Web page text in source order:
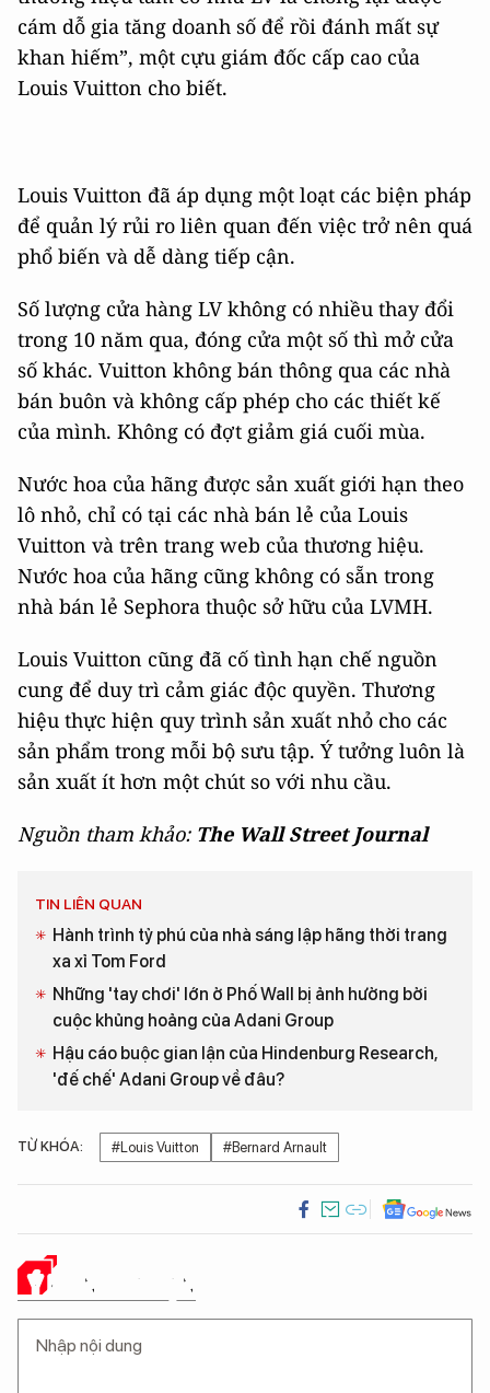
cám dỗ gia tăng doanh số để rồi đánh mất sự
khan hiếm”, một cựu giám đốc cấp cao của
Louis Vuitton cho biết.
Louis Vuitton đã áp dụng một loạt các biện pháp
để quản lý rủi ro liên quan đến việc trở nên quá
phổ biến và dễ dàng tiếp cận.
Số lượng cửa hàng LV không có nhiều thay đổi
trong 10 năm qua, đóng cửa một số thì mở cửa
số khác. Vuitton không bán thông qua các nhà
bán buôn và không cấp phép cho các thiết kế
của mình. Không có đợt giảm giá cuối mùa.
Nước hoa của hãng được sản xuất giới hạn theo
lô nhỏ, chỉ có tại các nhà bán lẻ của Louis
Vuitton và trên trang web của thương hiệu.
Nước hoa của hãng cũng không có sẵn trong
nhà bán lẻ Sephora thuộc sở hữu của LVMH.
Louis Vuitton cũng đã cố tình hạn chế nguồn
cung để duy trì cảm giác độc quyền. Thương
hiệu thực hiện quy trình sản xuất nhỏ cho các
sản phẩm trong mỗi bộ sưu tập. Ý tưởng luôn là
sản xuất ít hơn một chút so với nhu cầu.
Nguồn tham khảo: The Wall Street Journal
TIN LIÊN QUAN
Hành trình tỷ phú của nhà sáng lập hãng thời trang
xa xỉ Tom Ford
Những 'tay chơi' lớn ở Phố Wall bị ảnh hưởng bởi
cuộc khủng hoảng của Adani Group
Hậu cáo buộc gian lận của Hindenburg Research,
'đế chế' Adani Group về đâu?
TỪ KHÓA: #Louis Vuitton #Bernard Arnault
Ý KIẾN CỦA BẠN